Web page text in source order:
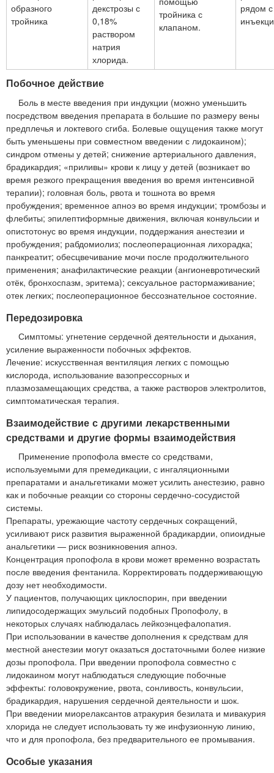
образного
тройника
декстрозы с
0,18%
раствором
натрия
хлорида.
тройника с
клапаном.
рядом
Побочное действие
Боль в месте введения при индукции (можно уменьшить
посредством введения препарата в большие по размеру вены
предплечья и локтевого сгиба. Болевые ощущения также могут
быть уменьшены при совместном введении с лидокаином);
синдром отмены у детей; снижение артериального давления,
брадикардия; «приливы» крови к лицу у детей (возникает во
время резкого прекращения введения во время интенсивной
терапии); головная боль, рвота и тошнота во время
пробуждения; временное апноэ во время индукции; тромбозы и
флебиты; эпилептиформные движения, включая конвульсии и
опистотонус во время индукции, поддержания анестезии и
пробуждения; рабдомиолиз; послеоперационная лихорадка;
панкреатит; обесцвечивание мочи после продолжительного
применения; анафилактические реакции (ангионевротический
отёк, бронхоспазм, эритема); сексуальное растормаживание;
отек легких; послеоперационное бессознательное состояние.
Передозировка
Симптомы: угнетение сердечной деятельности и дыхания,
усиление выраженности побочных эффектов.
Лечение: искусственная вентиляция легких с помощью
кислорода, использование вазопрессорных и
плазмозамещающих средства, а также растворов электролитов,
симптоматическая терапия.
Взаимодействие с другими лекарственными
средствами и другие формы взаимодействия
Применение пропофола вместе со средствами,
используемыми для премедикации, с ингаляционными
препаратами и анальгетиками может усилить анестезию, равно
как и побочные реакции со стороны сердечно-сосудистой
системы.
Препараты, урежающие частоту сердечных сокращений,
усиливают риск развития выраженной брадикардии, опиоидные
анальгетики — риск возникновения апноэ.
Концентрация пропофола в крови может временно возрастать
после введения фентанила. Корректировать поддерживающую
дозу нет необходимости.
У пациентов, получающих циклоспорин, при введении
липидосодержащих эмульсий подобных Пропофолу, в
некоторых случаях наблюдалась лейкоэнцефалопатия.
При использовании в качестве дополнения к средствам для
местной анестезии могут оказаться достаточными более низкие
дозы пропофола. При введении пропофола совместно с
лидокаином могут наблюдаться следующие побочные
эффекты: головокружение, рвота, сонливость, конвульсии,
брадикардия, нарушения сердечной деятельности и шок.
При введении миорелаксантов атракурия безилата и мивакурия
хлорида не следует использовать ту же инфузионную линию,
что и для пропофола, без предварительного ее промывания.
Особые указания